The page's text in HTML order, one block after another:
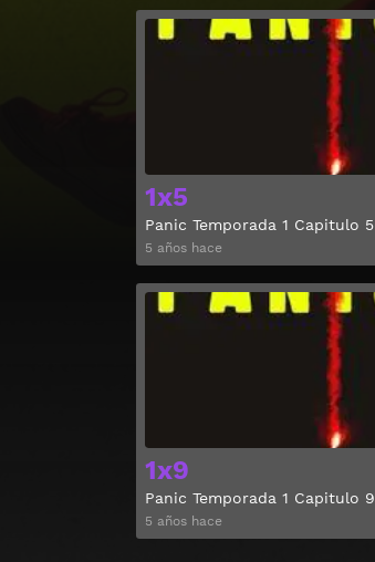
1x5
Panic Temporada 1 Capitulo 5
5 años hace
1x9
Panic Temporada 1 Capitulo 9
5 años hace